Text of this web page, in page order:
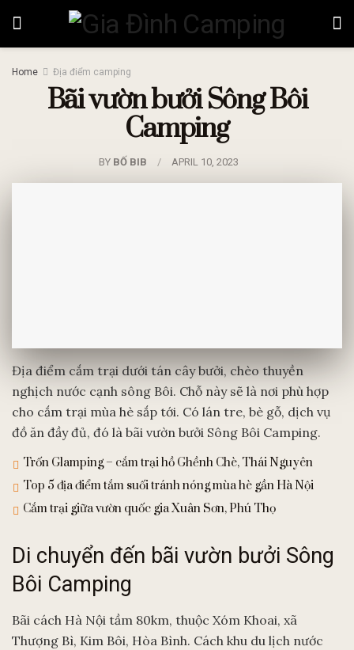
Home Địa điểm camping
Bãi vườn bưởi Sông Bôi
Camping
BY BỐ BIB APRIL 10, 2023
Địa điểm cắm trại dưới tán cây bưởi, chèo thuyền
nghịch nước cạnh sông Bôi. Chỗ này sẽ là nơi phù hợp
cho cắm trại mùa hè sắp tới. Có lán tre, bè gỗ, dịch vụ
đồ ăn đầy đủ, đó là bãi vườn bưởi Sông Bôi Camping.
Trốn Glamping – cắm trại hồ Ghềnh Chè, Thái Nguyên
Top 5 địa điểm tắm suối tránh nóng mùa hè gần Hà Nội
Cắm trại giữa vườn quốc gia Xuân Sơn, Phú Thọ
Di chuyển đến bãi vườn bưởi Sông
Bôi Camping
Bãi cách Hà Nội tầm 80km, thuộc Xóm Khoai, xã
Thượng Bì, Kim Bôi, Hòa Bình. Cách khu du lịch nước